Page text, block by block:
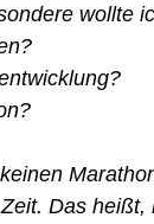
wollte
Das